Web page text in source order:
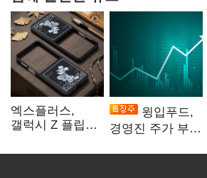
엑스플러스,
갤럭시 Z 플립8·
액세서리 출시
윙입푸드,
경영진 주가 부양